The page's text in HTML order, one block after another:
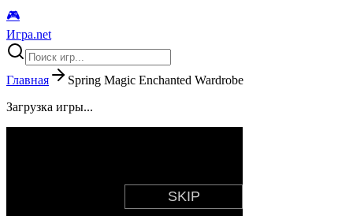
🎮
Игра.net
Главная
Spring Magic Enchanted Wardrobe
Загрузка игры...